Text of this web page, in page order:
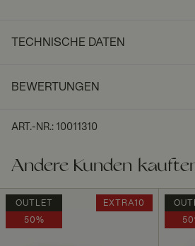
TECHNISCHE DATEN
BEWERTUNGEN
ART.-NR.: 10011310
Andere Kunden
OUTLET
50%
EXTRA10